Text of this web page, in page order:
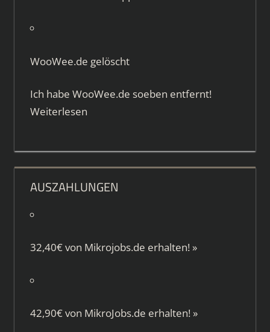
WooWee.de gelöscht
Ich habe WooWee.de soeben entfernt!
Weiterlesen
AUSZAHLUNGEN
32,40€ von Mikrojobs.de erhalten! »
42,90€ von MikroJobs.de erhalten! »